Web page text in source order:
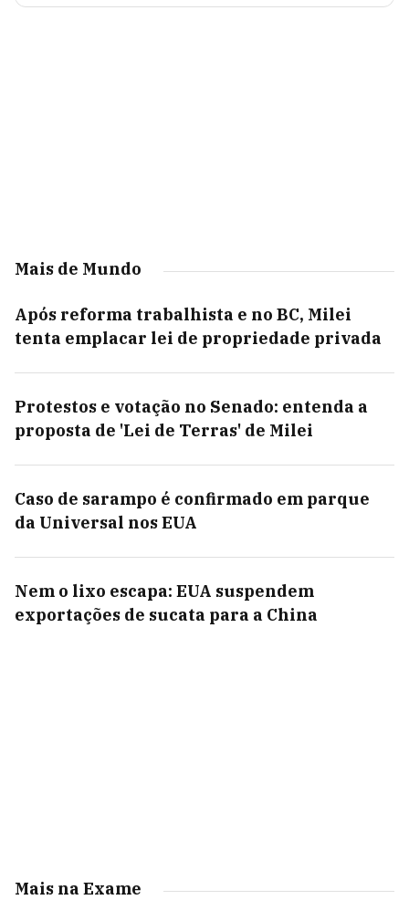
Mais de Mundo
Após reforma trabalhista e no BC, Milei
tenta emplacar lei de propriedade privada
Protestos e votação no Senado: entenda a
proposta de 'Lei de Terras' de Milei
Caso de sarampo é confirmado em parque
da Universal nos EUA
Nem o lixo escapa: EUA suspendem
exportações de sucata para a China
Mais na Exame